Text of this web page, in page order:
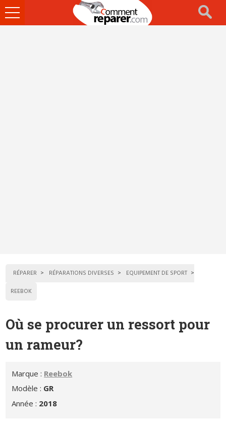
Ouvrir
le
RÉPARER RÉPARATIONS DIVERSES
EQUIPEMENT DE SPORT
REEBOK
Où se procurer un ressort pour
un rameur?
Marque : Reebok
Modèle : GR
Année : 2018